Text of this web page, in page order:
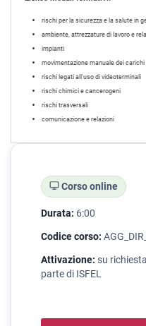
rischi per la sicurezza e la salute in
ambiente, attrezzature di lavoro e
impianti
movimentazione manuale dei
rischi legati all'uso di videoterminali
rischi chimici e cancerogeni
rischi trasversali
comunicazione e relazioni
Corso online
Durata: 6:00
Codice corso:
Attivazione: su
parte di ISFEL